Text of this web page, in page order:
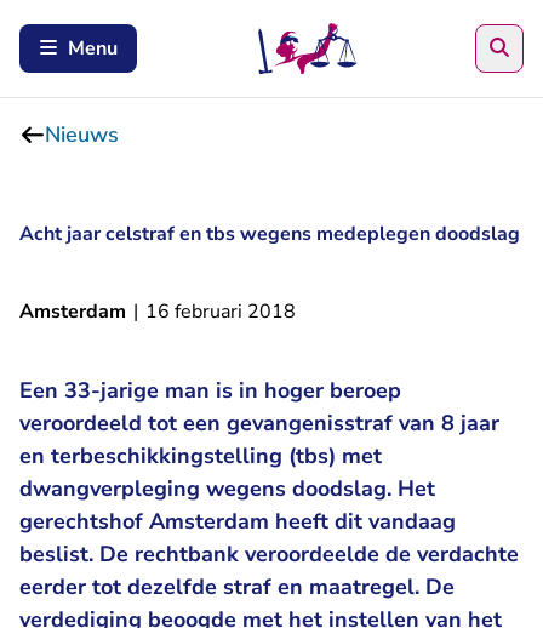
Menu
Nieuws
Acht jaar celstraf en tbs wegens medeplegen doodslag
Amsterdam | 16 februari 2018
Een 33-jarige man is in hoger beroep
veroordeeld tot een gevangenisstraf van 8 jaar
en terbeschikkingstelling (tbs) met
dwangverpleging wegens doodslag. Het
gerechtshof Amsterdam heeft dit vandaag
beslist. De rechtbank veroordeelde de verdachte
eerder tot dezelfde straf en maatregel. De
verdediging beoogde met het instellen van het